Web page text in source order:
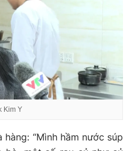
Kim Y
“Mình hầm nước súp